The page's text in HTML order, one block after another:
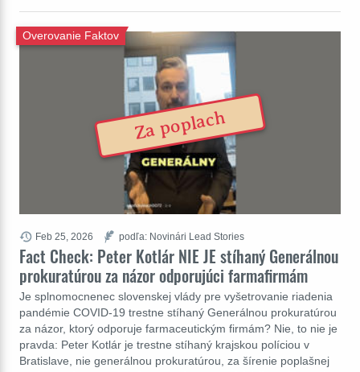
Fact Check: Peter Kotlár NIE JE stíhaný Generálnou
prokuratúrou za názor odporujúci farmafirmám
Overovanie Faktov
Je splnomocnenec slovenskej vlády pre vyšetrovanie riadenia
pandémie COVID-19 trestne stíhaný Generálnou prokuratúrou
za názor, ktorý odporuje farmaceutickým firmám? Nie, to nie je
pravda: Peter Kotlár je trestne stíhaný krajskou políciou v
Bratislave, nie generálnou prokuratúrou, za šírenie poplašnej
Feb 25, 2026 podľa: Novinári Lead Stories
Za poplach